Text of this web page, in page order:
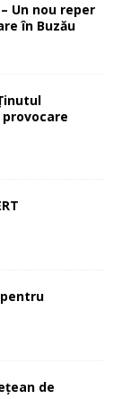
Un nou reper
în Buzău
provocare
de